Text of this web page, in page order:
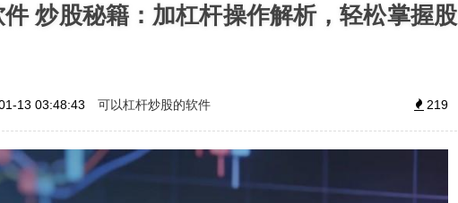
炒股秘籍：加杠杆操作解析，轻松掌握股
13 03:48:43 可以杠杆炒股的软件 219